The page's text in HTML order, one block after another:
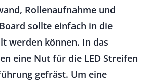
Rollenaufnahme und
sollte einfach in die
werden können. In das
eine Nut für die LED Streifen
gefräst. Um eine